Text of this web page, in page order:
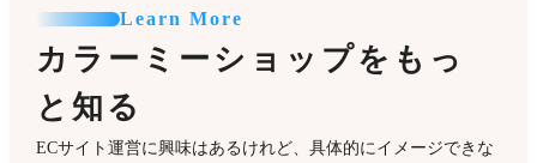
Learn More
カラーミーショップをもっ
と知る
ECサイト運営に興味はあるけれど、具体的にイメージできな